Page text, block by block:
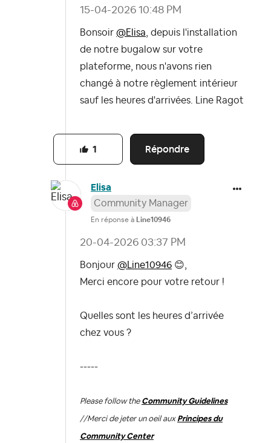
‎15-04-2026 10:48 PM
Bonsoir @Elisa , depuis l'installation
de notre bugalow sur votre
plateforme, nous n'avons rien
changé à notre règlement intérieur
sauf les heures d'arrivées. Line Ragot
Répondre
1
Elisa
Community Manager
En réponse à Line10946
‎20-04-2026 03:37 PM
Bonjour @Line10946 😊
Merci encore pour votre retour !
Quelles sont les heures d’arrivée
chez vous ?
-----
Please follow the Community Guidelines
//Merci de jeter un oeil aux Principes du
Community Center